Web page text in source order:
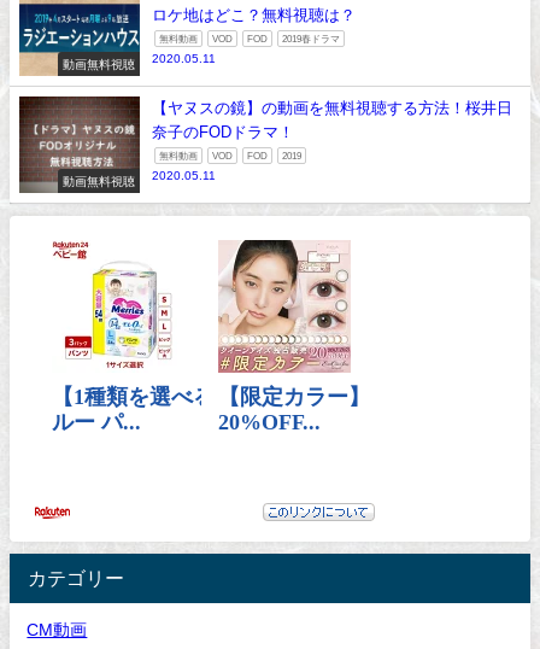
動画無料視聴
ロケ地はどこ？無料視聴は？
無料動画 VOD FOD 2019春ドラマ
2020.05.11
動画無料視聴
【ヤヌスの鏡】の動画を無料視聴する方法！桜井日
奈子のFODドラマ！
無料動画 VOD FOD 2019
2020.05.11
カテゴリー
CM動画